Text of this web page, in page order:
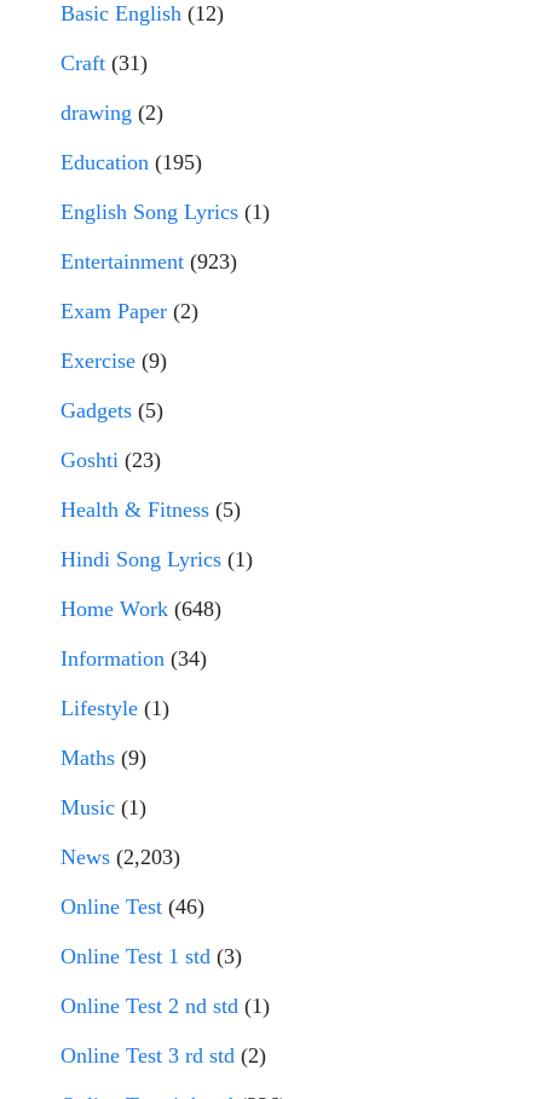
Basic English (12)
Craft (31)
drawing (2)
Education (195)
English Song Lyrics (1)
Entertainment (923)
Exam Paper (2)
Exercise (9)
Gadgets (5)
Goshti (23)
Health & Fitness (5)
Hindi Song Lyrics (1)
Home Work (648)
Information (34)
Lifestyle (1)
Maths (9)
Music (1)
News (2,203)
Online Test (46)
Online Test 1 std (3)
Online Test 2 nd std (1)
Online Test 3 rd std (2)